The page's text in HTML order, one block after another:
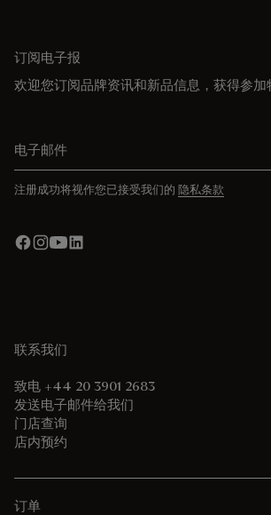
订阅电子报
欢迎您订阅品牌资讯和新品信息，获得参加
注册成功将视作您已接受我们的 隐私条款
联系我们
致电 +44 20 3901 2683
发送电子邮件给我们
门店查询
店内预约
订单